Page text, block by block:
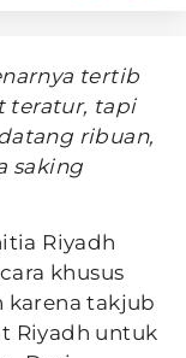
tertib
teratur, tapi
ribuan,
saking
Riyadh
khusus
karena takjub
Riyadh untuk